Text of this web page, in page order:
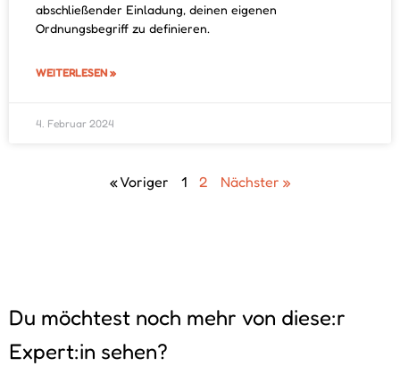
abschließender Einladung, deinen eigenen
Ordnungsbegriff zu definieren.
WEITERLESEN »
4. Februar 2024
« Voriger 1 2 Nächster »
Du möchtest noch mehr von diese:r
Expert:in sehen?